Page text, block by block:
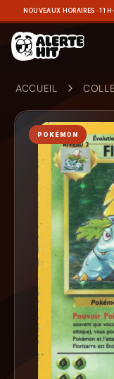
NOUVEAUX HORAIRES · 11
ACCUEIL
POKÉMON